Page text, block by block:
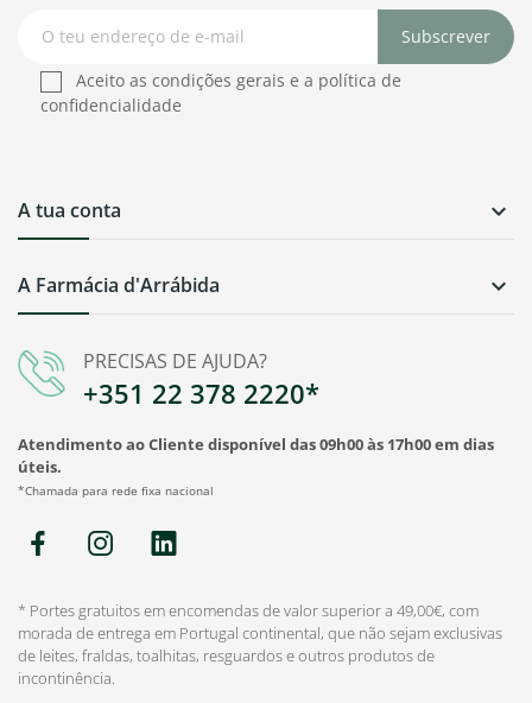
PRECISAS DE AJUDA?
+351 22 378 2220*
Atendimento ao Cliente disponível das 09h00 às 17h00 em dias
úteis.
*Chamada para rede fixa nacional
A Farmácia d'Arrábida 
A tua conta 
Subscrever
Aceito as condições gerais e a política de
confidencialidade
* Portes gratuitos em encomendas de valor superior a 49,00€, com
morada de entrega em Portugal continental, que não sejam exclusivas
de leites, fraldas, toalhitas, resguardos e outros produtos de
incontinência.